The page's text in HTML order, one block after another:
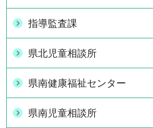
指導監査課
県北児童相談所
県南健康福祉センター
県南児童相談所